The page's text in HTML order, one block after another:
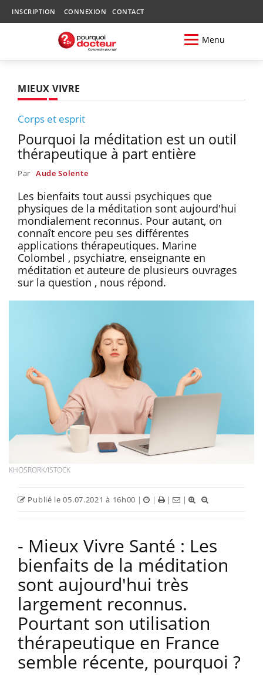
INSCRIPTION CONNEXION CONTACT
Menu
MIEUX VIVRE
Corps et esprit
Pourquoi la méditation est un outil
thérapeutique à part entière
Par Aude Solente
Les bienfaits tout aussi psychiques que
physiques de la méditation sont aujourd'hui
mondialement reconnus. Pour autant, on
connaît encore peu ses différentes
applications thérapeutiques. Marine
Colombel , psychiatre, enseignante en
méditation et auteure de plusieurs ouvrages
sur la question , nous répond.
KHOSRORK/ISTOCK
Publié le 05.07.2021 à 16h00 | | | |
- Mieux Vivre Santé : Les
bienfaits de la méditation
sont aujourd'hui très
largement reconnus.
Pourtant son utilisation
thérapeutique en France
semble récente, pourquoi ?